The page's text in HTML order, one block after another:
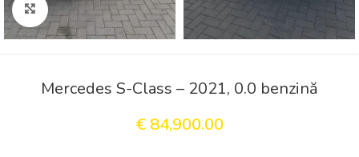
Click to enlarge
Mercedes S-Class – 2021, 0.0 benzină
€ 84,900.00